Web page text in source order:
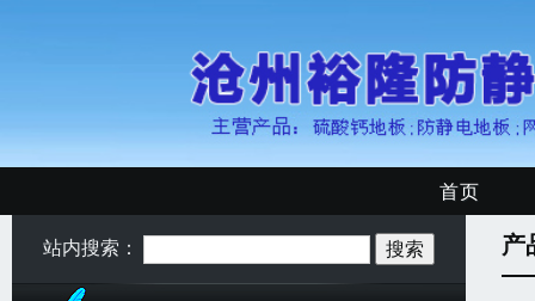
首页
站内搜索： 产